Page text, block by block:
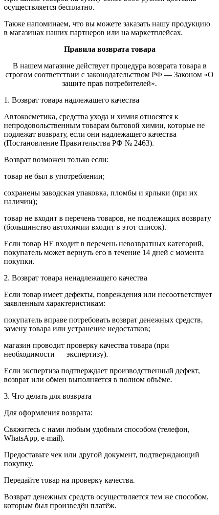
осуществляется бесплатно.
Также напоминаем, что вы можете заказать нашу продукцию
в магазинах наших партнеров или на маркетплейсах.
Правила возврата товара
В нашем магазине действует процедура возврата товара в
строгом соответствии с законодательством РФ — Законом «О
защите прав потребителей».
1. Возврат товара надлежащего качества
Автокосметика, средства ухода и химия относятся к
непродовольственным товарам бытовой химии, которые не
подлежат возврату, если они надлежащего качества
(Постановление Правительства РФ № 2463).
Возврат возможен только если:
товар не был в употреблении;
сохранены заводская упаковка, пломбы и ярлыки (при их
наличии);
товар не входит в перечень товаров, не подлежащих возврату
(большинство автохимии входит в этот список).
Если товар НЕ входит в перечень невозвратных категорий,
покупатель может вернуть его в течение 14 дней с момента
покупки.
2. Возврат товара ненадлежащего качества
Если товар имеет дефекты, повреждения или несоответствует
заявленным характеристикам:
покупатель вправе потребовать возврат денежных средств,
замену товара или устранение недостатков;
магазин проводит проверку качества товара (при
необходимости — экспертизу).
Если экспертиза подтверждает производственный дефект,
возврат или обмен выполняется в полном объёме.
3. Что делать для возврата
Для оформления возврата:
Свяжитесь с нами любым удобным способом (телефон,
WhatsApp, e-mail).
Предоставьте чек или другой документ, подтверждающий
покупку.
Передайте товар на проверку качества.
Возврат денежных средств осуществляется тем же способом,
которым был произведён платёж.